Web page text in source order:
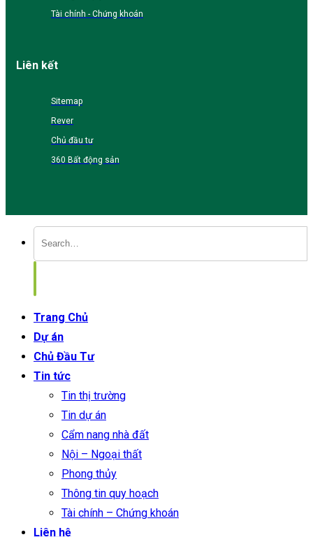
Tài chính - Chứng khoán
Liên kết
Sitemap
Rever
Chủ đầu tư
360 Bất động sản
Trang Chủ
Dự án
Chủ Đầu Tư
Tin tức
Tin thị trường
Tin dự án
Cẩm nang nhà đất
Nội – Ngoại thất
Phong thủy
Thông tin quy hoạch
Tài chính – Chứng khoán
Liên hệ